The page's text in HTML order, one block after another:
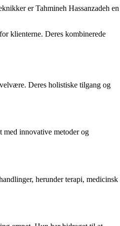
er Tahmineh Hassanzadeh en
klienterne. Deres kombinerede
Deres holistiske tilgang og
med innovative metoder og
herunder terapi, medicinsk